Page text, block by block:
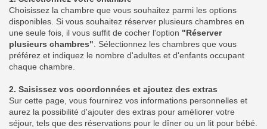
Choisissez la chambre que vous souhaitez parmi les options
disponibles. Si vous souhaitez réserver plusieurs chambres en
une seule fois, il vous suffit de cocher l'option "Réserver
plusieurs chambres". Sélectionnez les chambres que vous
préférez et indiquez le nombre d'adultes et d'enfants occupant
chaque chambre.
2. Saisissez vos coordonnées et ajoutez des extras
Sur cette page, vous fournirez vos informations personnelles et
aurez la possibilité d'ajouter des extras pour améliorer votre
séjour, tels que des réservations pour le dîner ou un lit pour bébé.